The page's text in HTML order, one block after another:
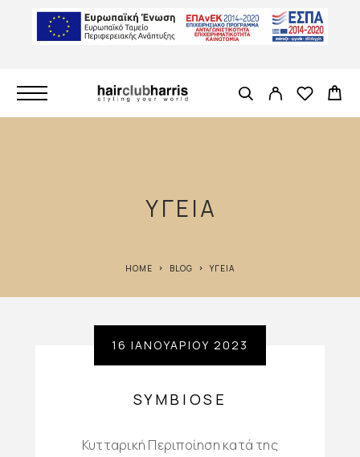
ΥΓΕΊΑ
HOME BLOG ΥΓΕΊΑ
16 ΙΑΝΟΥΑΡΊΟΥ 2023
SYMBIOSE
Κυτταρική Περιποίηση κατά της